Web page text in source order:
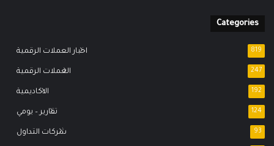
Categories
اخبار العملات الرقمية 819
العملات الرقمية 247
الاكاديمية 192
تقارير – يومي 124
شركات التداول 93